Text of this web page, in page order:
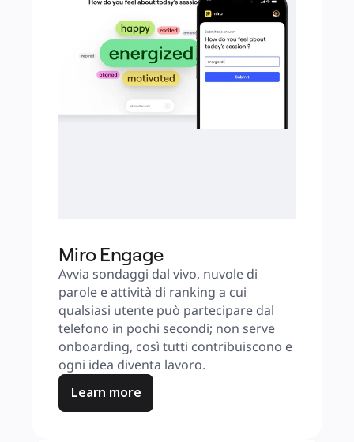
Miro Engage
Avvia sondaggi dal vivo, nuvole di
parole e attività di ranking a cui
qualsiasi utente può partecipare dal
telefono in pochi secondi; non serve
onboarding, così tutti contribuiscono e
ogni idea diventa lavoro.
Learn more